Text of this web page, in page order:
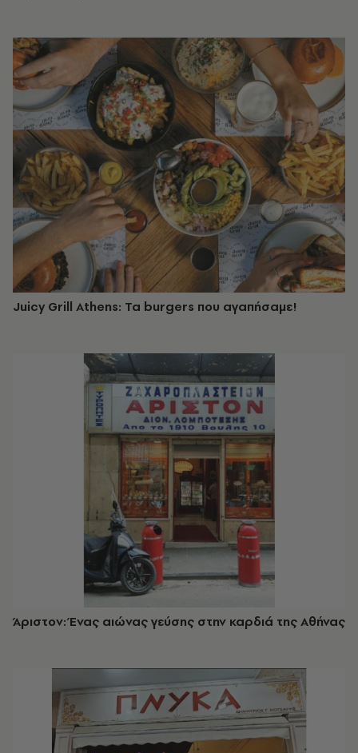
Juicy Grill Athens: Τα burgers που αγαπήσαμε!
Άριστον: Ένας αιώνας γεύσης στην καρδιά της Αθήνας